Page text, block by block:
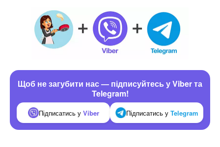
Щоб не загубити нас — підписуйтесь у Viber та
Telegram!
Підписатись у Viber Підписатись у Telegram